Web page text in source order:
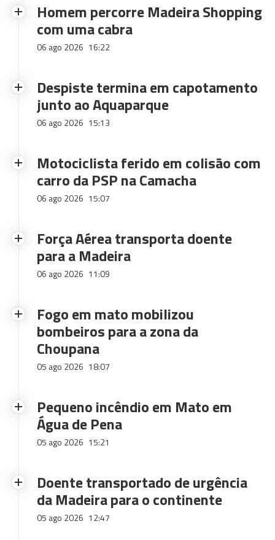
Homem percorre Madeira Shopping
com uma cabra
06 ago 2026 16:22
Despiste termina em capotamento
junto ao Aquaparque
06 ago 2026 15:13
Motociclista ferido em colisão com
carro da PSP na Camacha
06 ago 2026 15:07
Força Aérea transporta doente
para a Madeira
06 ago 2026 11:09
Fogo em mato mobilizou
bombeiros para a zona da
Choupana
05 ago 2026 18:07
Pequeno incêndio em Mato em
Água de Pena
05 ago 2026 15:21
Doente transportado de urgência
da Madeira para o continente
05 ago 2026 12:47